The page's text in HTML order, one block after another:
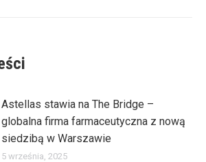
Astellas stawia na The Bridge –
globalna firma farmaceutyczna z nową
siedzibą w Warszawie
5 września, 2025